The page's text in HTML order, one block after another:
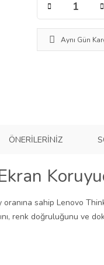
Aynı Gün
ÖNERILERINIZ
oranına sahip Lenovo
renk doğruluğunu ve